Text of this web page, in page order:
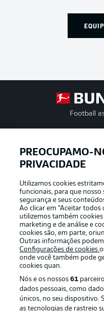
Football
Oferecido por
PREOCUPAMO-
PRIVACIDADE
Utilizamos cookies
funcionais, para que nosso
segurança e seus
Ao clicar em “Aceitar todos
utilizemos também
marketing e de análise e
cookies são, em parte,
Outras informações
Configurações de cookies
onde você também pode
cookies quan.
Nós e os nossos61
dados pessoais, como
únicos, no seu dispositivo.
as tecnologias de rastreio